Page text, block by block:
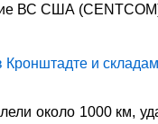
ВС США
Кронштадте и
около 1000 км,